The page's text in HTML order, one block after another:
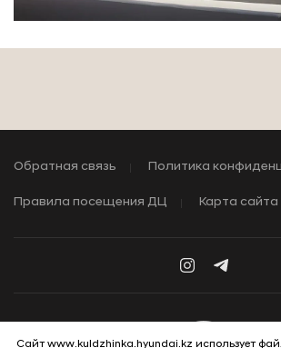
Обратная связь Политика
Правила посещения ДЦ Карта сайта
Сайт www.kuldzhinka.hyundai.kz использует